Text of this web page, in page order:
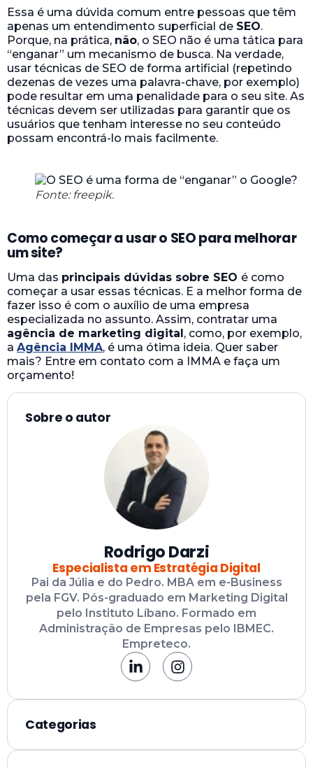
Essa é uma dúvida comum entre pessoas que têm
apenas um entendimento superficial de SEO.
Porque, na prática, não, o SEO não é uma tática para
“enganar” um mecanismo de busca. Na verdade,
usar técnicas de SEO de forma artificial (repetindo
dezenas de vezes uma palavra-chave, por exemplo)
pode resultar em uma penalidade para o seu site. As
técnicas devem ser utilizadas para garantir que os
usuários que tenham interesse no seu conteúdo
possam encontrá-lo mais facilmente.
Fonte: freepik.
Como começar a usar o SEO para melhorar
um site?
Uma das principais dúvidas sobre SEO é como
começar a usar essas técnicas. E a melhor forma de
fazer isso é com o auxílio de uma empresa
especializada no assunto. Assim, contratar uma
agência de marketing digital, como, por exemplo,
a Agência IMMA, é uma ótima ideia. Quer saber
mais? Entre em contato com a IMMA e faça um
orçamento!
Sobre o autor
Rodrigo Darzi
Especialista em Estratégia Digital
Pai da Júlia e do Pedro. MBA em e-Business
pela FGV. Pós-graduado em Marketing Digital
pelo Instituto Líbano. Formado em
Administração de Empresas pelo IBMEC.
Empreteco.
Categorias